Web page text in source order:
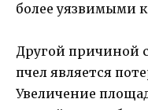
более уязвимыми
Другой причиной
пчел является
Увеличение